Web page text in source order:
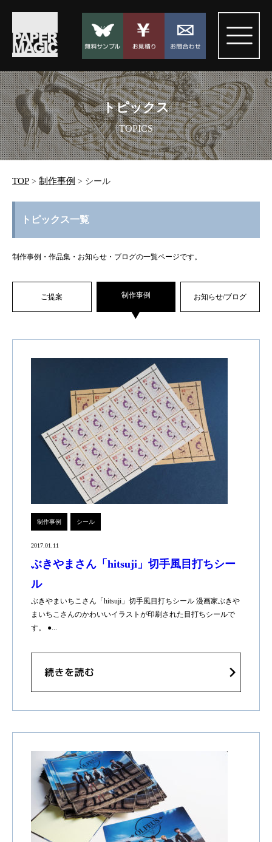
トピックス
TOPICS
TOP > 制作事例 > シール
トピックス一覧
制作事例・作品集・お知らせ・ブログの一覧ページです。
ご提案 制作事例 お知らせ/ブログ
制作事例 シール
2017.01.11
ぶきやまさん「hitsuji」切手風目打ちシー
ル
ぶきやまいちこさん「hitsuji」切手風目打ちシール 漫画家ぶきや
まいちこさんのかわいいイラストが印刷された目打ちシールで
す。 ●...